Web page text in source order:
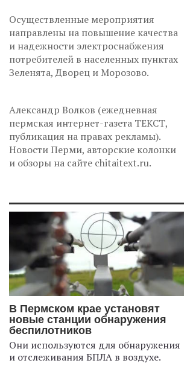
Осуществленные мероприятия
направлены на повышение качества
и надежности электроснабжения
потребителей в населенных пунктах
Зеленята, Дворец и Морозово.
Александр Волков (ежедневная
пермская интернет-газета ТЕКСТ,
публикация на правах рекламы).
Новости Перми, авторские колонки
и обзоры на сайте chitaitext.ru.
В Пермском крае установят
новые станции обнаружения
беспилотников
Они используются для обнаружения
и отслеживания БПЛА в воздухе.